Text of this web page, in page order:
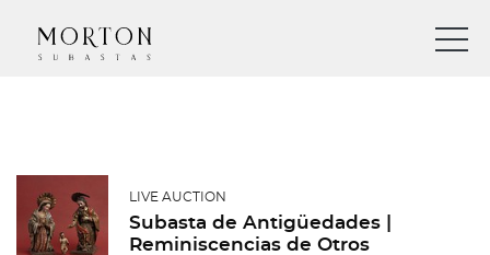
LIVE AUCTION
Subasta de Antigüedades |
Reminiscencias de Otros